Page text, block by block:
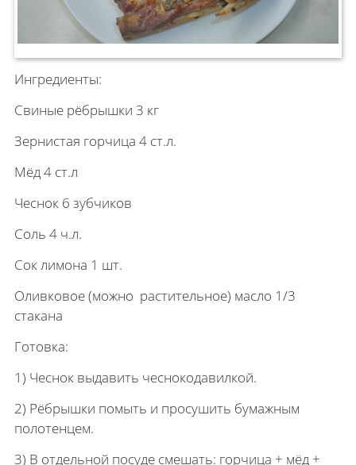
Ингредиенты:
Свиные рёбрышки 3 кг
Зернистая горчица 4 ст.л.
Мёд 4 ст.л
Чеснок 6 зубчиков
Соль 4 ч.л.
Сок лимона 1 шт.
Оливковое (можно растительное) масло 1/3
стакана
Готовка:
1) Чеснок выдавить чеснокодавилкой.
2) Рёбрышки помыть и просушить бумажным
полотенцем.
3) В отдельной посуде смешать: горчица + мёд +